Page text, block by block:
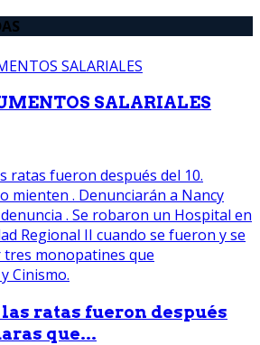
SALARIALES
ratas fueron después
que...